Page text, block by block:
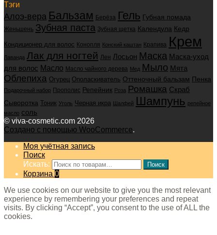
Тэги
Алоэ-вера Бальзам Берёза Гель Губная помада
Женьшень Зубная паста Зубная щетка Календула Кедр
Кондиционер для волос Конопля Конский каштан Крапива Крем
Лаванда Лак для ногтей Лен Лосьон Маска Маска-уход
для волос Масло Масло чайного дерева Мед Мыло Мята
Облепиха Огурец Ополаскиватель Оттеночный бальзам Пенка
Подарочный набор Прополис Репейник Роза Ромашка Скраб
Сыворотка Тоник Уголь Черная икра Шалфей Шампунь репейное
масло соль
© viva-cosmetic.com 2026
Создано с помощью WooCommerce.
Моя учётная запись
Поиск
Искать:
Поиск
Корзина 0
We use cookies on our website to give you the most relevant
experience by remembering your preferences and repeat
visits. By clicking “Accept”, you consent to the use of ALL the
cookies.